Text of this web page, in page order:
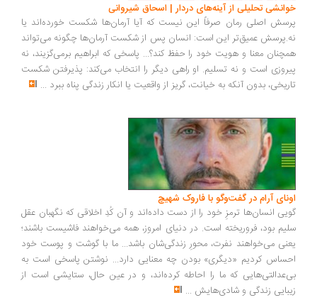
تحلیلی از آینه‌های دردار | اسحاق شیروانی
اصلی رمان صرفاً این نیست که آیا آرمان‌ها شکست خورده‌اند یا
عمیق‌تر این است: انسان پس از شکست آرمان‌ها چگونه می‌تواند
معنا و هویت خود را حفظ کند؟... پاسخی که ابراهیم برمی‌گزیند، نه
است و نه تسلیم. او راهی دیگر را انتخاب می‌کند: پذیرفتن شکست
بدون آنکه به خیانت، گریز از واقعیت یا انکار زندگی پناه ببرد...
آرام در گفت‌وگو با فاروک شهیچ‭
انسان‌ها ترمزِ خود را از دست داده‌اند و آن کُدِ اخلاقی که نگهبان عقل
بود، فروریخته است. در دنیای امروز، همه می‌خواهند فاشیست باشند؛
می‌خواهند نفرت، محورِ زندگی‌شان باشد... ما با گوشت و پوست خود
کردیم «دیگری» بودن چه معنایی دارد... نوشتن پاسخی است به
که ما را احاطه کرده‌اند، و در عین حال، ستایشی است از
زندگی و شادی‌هایش...